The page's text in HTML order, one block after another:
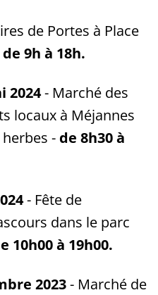
de Portes à Place
de 9h à 18h.
2024- Marché des
locaux à Méjannes
- de 8h30 à
- Fête de
dans le parc
10h00 à 19h00.
2023- Marché de